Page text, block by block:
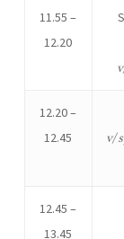
11.55 –
12.20
12.20 –
12.45
v/
12.45 –
13.45